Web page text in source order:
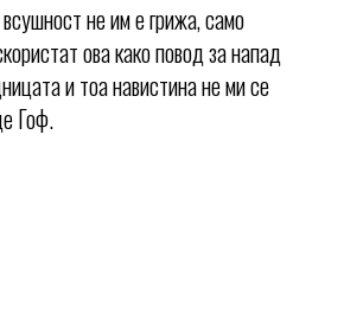
не им е грижа, само
ова како повод за напад
и тоа навистина не ми се
Гоф.